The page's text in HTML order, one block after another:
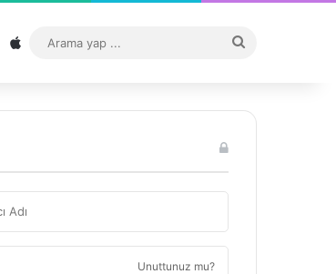
Sitemap
...
Unuttunuz mu?